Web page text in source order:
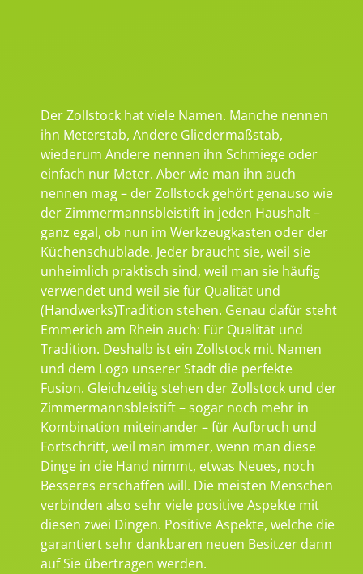
Der Zollstock hat viele Namen. Manche nennen
ihn Meterstab, Andere Gliedermaßstab,
wiederum Andere nennen ihn Schmiege oder
einfach nur Meter. Aber wie man ihn auch
nennen mag – der Zollstock gehört genauso wie
der Zimmermannsbleistift in jeden Haushalt –
ganz egal, ob nun im Werkzeugkasten oder der
Küchenschublade. Jeder braucht sie, weil sie
unheimlich praktisch sind, weil man sie häufig
verwendet und weil sie für Qualität und
(Handwerks)Tradition stehen. Genau dafür steht
Emmerich am Rhein auch: Für Qualität und
Tradition. Deshalb ist ein Zollstock mit Namen
und dem Logo unserer Stadt die perfekte
Fusion. Gleichzeitig stehen der Zollstock und der
Zimmermannsbleistift – sogar noch mehr in
Kombination miteinander – für Aufbruch und
Fortschritt, weil man immer, wenn man diese
Dinge in die Hand nimmt, etwas Neues, noch
Besseres erschaffen will. Die meisten Menschen
verbinden also sehr viele positive Aspekte mit
diesen zwei Dingen. Positive Aspekte, welche die
garantiert sehr dankbaren neuen Besitzer dann
auf Sie übertragen werden.